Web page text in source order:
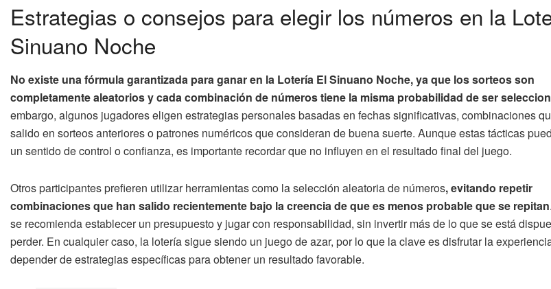
Estrategias o consejos para elegir los números en la
Sinuano Noche
No existe una fórmula garantizada para ganar en la Lotería El Sinuano Noche, ya que los sorteos son
completamente aleatorios y cada combinación de números tiene la misma probabilidad de ser
embargo, algunos jugadores eligen estrategias personales basadas en fechas significativas, combinaciones
salido en sorteos anteriores o patrones numéricos que consideran de buena suerte. Aunque estas tácticas
un sentido de control o confianza, es importante recordar que no influyen en el resultado final del juego.
Otros participantes prefieren utilizar herramientas como la selección aleatoria de números, evitando repetir
combinaciones que han salido recientemente bajo la creencia de que es menos probable que se repitan
se recomienda establecer un presupuesto y jugar con responsabilidad, sin invertir más de lo que se está
perder. En cualquier caso, la lotería sigue siendo un juego de azar, por lo que la clave es disfrutar la
depender de estrategias específicas para obtener un resultado favorable.